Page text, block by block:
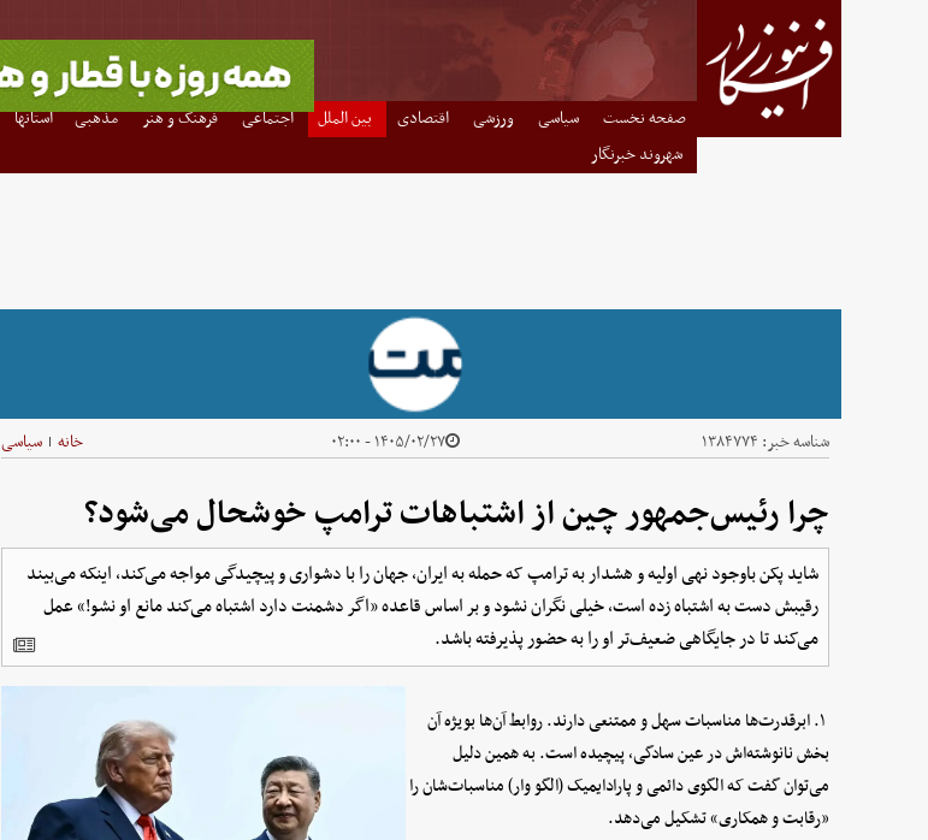
صفحه نخست سیاسی ورزشی اقتصادی بین الملل اجتماعی فرهنگ و هنر مذهبی استانها
شهروند خبرنگار
شناسه خبر: ۱۳۸۴۷۷۴ ۱۴۰۵/۰۲/۲۷ - ۰۲:۰۰ خانه | سیاسی
چرا رئیس‌جمهور چین از اشتباهات ترامپ خوشحال می‌شود؟
شاید پکن باوجود نهی اولیه و هشدار به ترامپ که حمله به ایران، جهان را با دشواری و پیچیدگی مواجه می‌کند، اینکه می‌بیند
رقیبش دست به اشتباه زده است، خیلی نگران نشود و بر اساس قاعده «اگر دشمنت دارد اشتباه می‌کند مانع او نشو!» عمل
می‌کند تا در جایگاهی ضعیف‌تر او را به حضور پذیرفته باشد.
۱. ابرقدرت‌ها مناسبات سهل و ممتنعی دارند. روابط آن‌ها بویژه آن
بخش نانوشته‌اش در عین سادگی، پیچیده است. به همین دلیل
می‌توان گفت که الگوی دائمی و پارادایمیک (الگو وار) مناسبات‌شان را
«رقابت و همکاری» تشکیل می‌دهد.